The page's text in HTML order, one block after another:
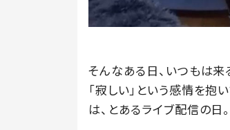
そんなある日、いつもは来
「寂しい」という感情を抱
は、とあるライブ配信の日。